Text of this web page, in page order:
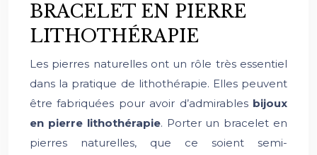
BRACELET EN PIERRE
LITHOTHÉRAPIE
Les pierres naturelles ont un rôle très essentiel
dans la pratique de lithothérapie. Elles peuvent
être fabriquées pour avoir d’admirables bijoux
en pierre lithothérapie. Porter un bracelet en
pierres naturelles, que ce soient semi-